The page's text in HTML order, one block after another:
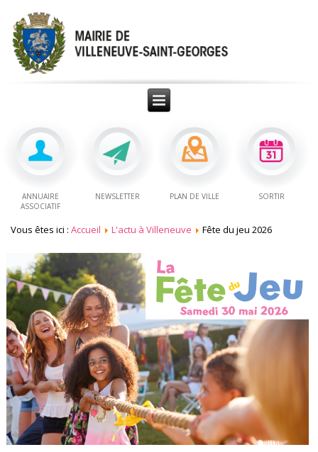
ANNUAIRE
ASSOCIATIF
NEWSLETTER PLAN DE VILLE SORTIR
Vous êtes ici :Accueil L'actu à Villeneuve Fête du jeu 2026